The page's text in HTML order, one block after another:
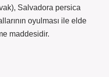
oyulması ile elde
maddesidir.